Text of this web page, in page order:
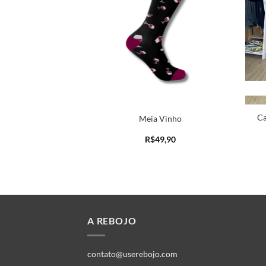
Meia Vinho
R$49,90
A REBOJO
contato@userebojo.com